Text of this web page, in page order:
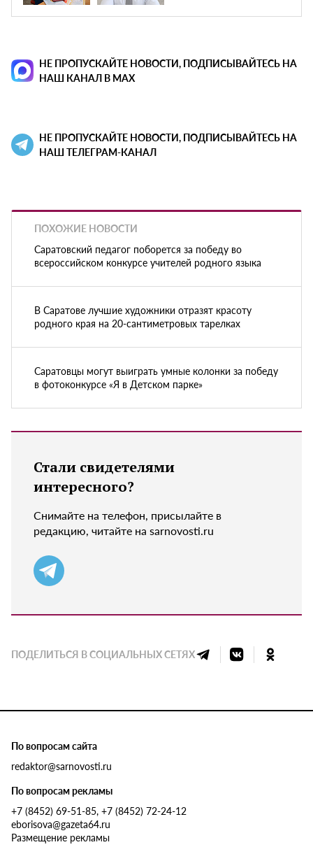
НЕ ПРОПУСКАЙТЕ НОВОСТИ, ПОДПИСЫВАЙТЕСЬ НА
НАШ КАНАЛ В MAX
НЕ ПРОПУСКАЙТЕ НОВОСТИ, ПОДПИСЫВАЙТЕСЬ НА
НАШ ТЕЛЕГРАМ-КАНАЛ
ПОХОЖИЕ НОВОСТИ
Саратовский педагог поборется за победу во
всероссийском конкурсе учителей родного языка
В Саратове лучшие художники отразят красоту
родного края на 20-сантиметровых тарелках
Саратовцы могут выиграть умные колонки за победу
в фотоконкурсе «Я в Детском парке»
Стали свидетелями
интересного?
Снимайте на телефон, присылайте в
редакцию, читайте на sarnovosti.ru
ПОДЕЛИТЬСЯ В СОЦИАЛЬНЫХ СЕТЯХ
По вопросам сайта
redaktor@sarnovosti.ru
По вопросам рекламы
+7 (8452) 69-51-85, +7 (8452) 72-24-12
eborisova@gazeta64.ru
Размещение рекламы